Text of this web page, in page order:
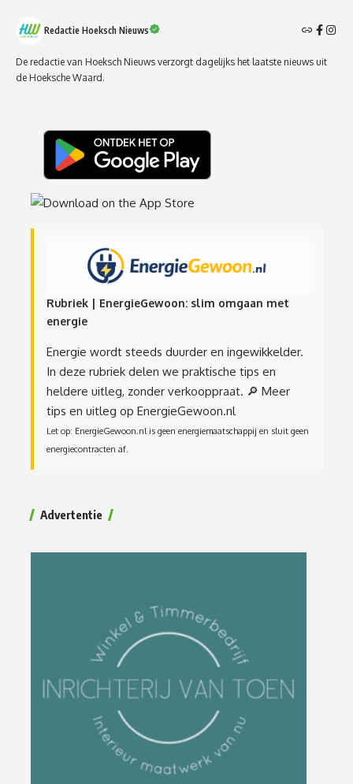
Redactie Hoeksch Nieuws
De redactie van Hoeksch Nieuws verzorgt dagelijks het laatste nieuws uit
de Hoeksche Waard.
Rubriek | EnergieGewoon: slim omgaan met
energie
Energie wordt steeds duurder en ingewikkelder.
In deze rubriek delen we praktische tips en
heldere uitleg, zonder verkooppraat. 🔎 Meer
tips en uitleg op EnergieGewoon.nl
Let op: EnergieGewoon.nl is geen energiemaatschappij en sluit geen
energiecontracten af.
Advertentie